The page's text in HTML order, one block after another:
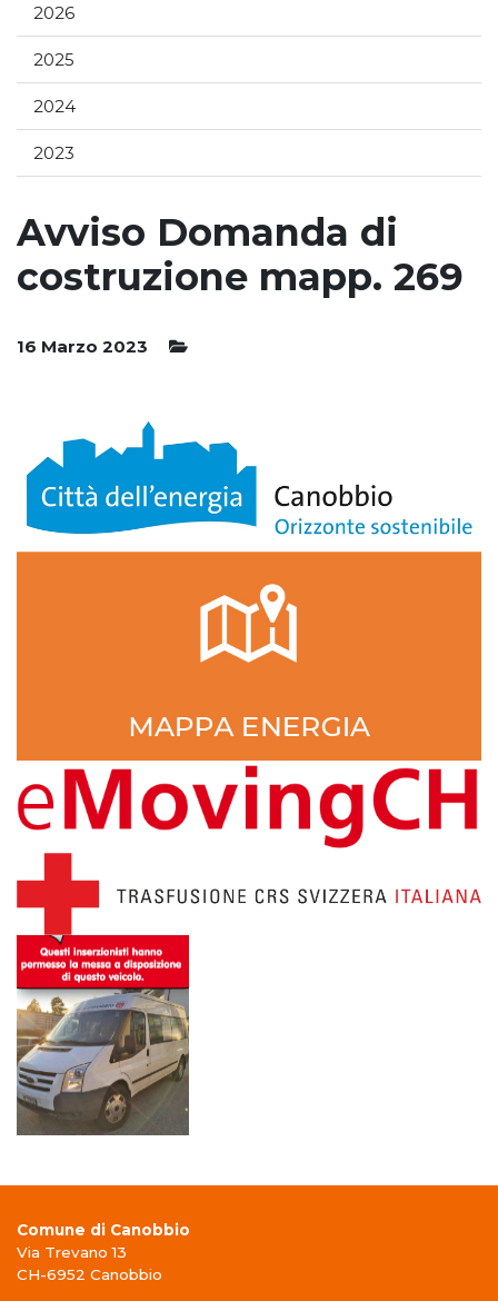
2026
2025
2024
2023
Avviso Domanda di
costruzione mapp. 269
16 Marzo 2023
Comune di Canobbio
Via Trevano 13
CH-6952 Canobbio